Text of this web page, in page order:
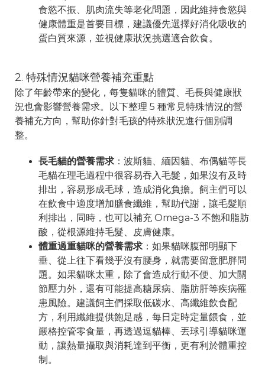
食慾不振、肌肉流失等老化問題，因此維持食慾與
健康體重是首要目標，建議優先選擇好消化吸收的
蛋白質來源，並視健康狀況挑選適合飲食。
2. 特殊情況貓咪營養補充重點
除了年齡帶來的變化，每隻貓咪的體質、毛長與健康狀
況也會影響營養需求。以下整理 5 種常見特殊情況的營
養補充方向，幫助你針對毛孩的特殊狀況進行個別調
整。
長毛貓的營養需求 ：波斯貓、緬因貓、布偶貓等長
毛貓在理毛過程中很容易吞入毛髮，如果沒有及時
排出，容易形成毛球，造成消化負擔。飼主們可以
在飲食中適度增加膳食纖維，幫助代謝，讓毛髮順
利排出，同時，也可以補充 Omega-3 不飽和脂肪
酸，從根源維持毛髮、皮膚健康。
體重過重貓咪的營養需求 ：如果貓咪腹部明顯下
垂、從上往下看幾乎沒有腰身，就需要留意肥胖問
題。如果貓咪太重，除了會造成行動不便、加大關
節壓力外，還有可能提高糖尿病、脂肪肝等疾病罹
患風險。建議飼主們採取低碳水、高纖維飲食配
方，利用纖維提供飽足感，每日定時定量餵食，並
嚴格控管零食量，再透過逗貓棒、丟球引導貓咪運
動，讓熱量攝取與消耗達到平衡，更有利於體重控
制。